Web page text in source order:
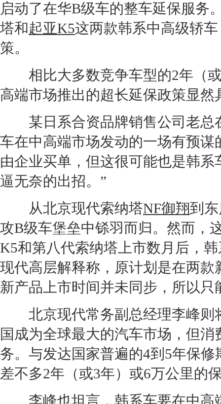
启动了在华B级车的整车延保服务
塔和起亚K5这两款韩系中高级轿
策。
相比大多数竞争车型的2年（或
高端市场推出的超长延保政策显然
某日系合资品牌销售公司老总
车在中高端市场发动的一场有预谋
由企业买单，但这很可能也是韩系
逼无奈的出招。”
从北京现代索纳塔NF御翔到
攻B级车堡垒中铩羽而归。然而，
K5和第八代索纳塔 上市数月后，
现代高层解释称，原计划是在两款
新产品上市时间并未同步，所以
北京现代常务副总经理李峰则
国成为全球最大的汽车市场，但
务。与发达国家普遍的4到5年保
差不多2年（或3年）或6万公里的
李峰也坦言，韩系车要在中高